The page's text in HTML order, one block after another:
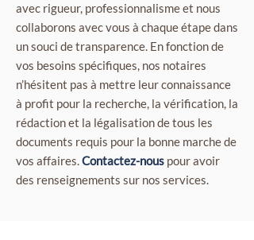
avec rigueur, professionnalisme et nous
collaborons avec vous à chaque étape dans
un souci de transparence. En fonction de
vos besoins spécifiques, nos notaires
n’hésitent pas à mettre leur connaissance
à profit pour la recherche, la vérification, la
rédaction et la légalisation de tous les
documents requis pour la bonne marche de
vos affaires.Contactez-nous pour avoir
des renseignements sur nos services.